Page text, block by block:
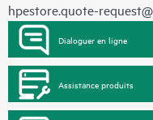
hpestore.quote-
Dialoguer en ligne
Assistance produits